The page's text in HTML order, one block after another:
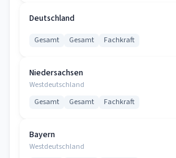
Deutschland
Gesamt Gesamt Fachkraft
Niedersachsen
Westdeutschland
Gesamt Gesamt Fachkraft
Bayern
Westdeutschland